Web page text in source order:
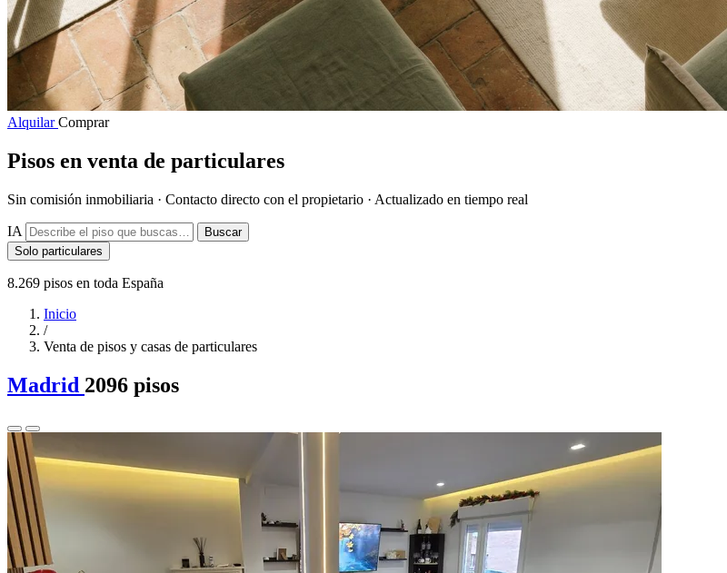
AlquilarComprar
Pisos en venta de particulares
Sin comisión inmobiliaria · Contacto directo con el propietario · Actualizado en tiempo real
IA
Buscar
Solo particulares
8.269 pisos en toda España
Inicio
/
Venta de pisos y casas de particulares
Madrid 2096 pisos